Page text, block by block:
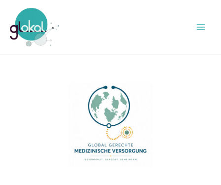
Inhalt
springen